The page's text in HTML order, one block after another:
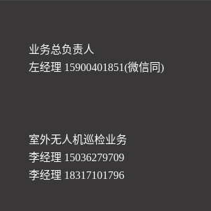
业务总负责人
左经理 15900401851(微信同)
室外无人机巡检业务
李经理 15036279709
李经理 18317101796